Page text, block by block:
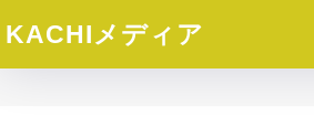
KACHIメディア